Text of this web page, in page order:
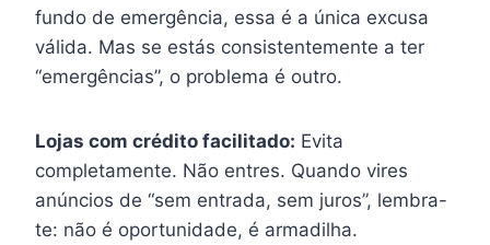
fundo de emergência, essa é a única excusa
válida. Mas se estás consistentemente a ter
“emergências”, o problema é outro.
Lojas com crédito facilitado: Evita
completamente. Não entres. Quando vires
anúncios de “sem entrada, sem juros”, lembra-
te: não é oportunidade, é armadilha.